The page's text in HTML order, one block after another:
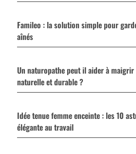
Famileo : la solution simple pour
aînés
Un naturopathe peut il aider à
naturelle et durable ?
Idée tenue femme enceinte : les 10
élégante au travail